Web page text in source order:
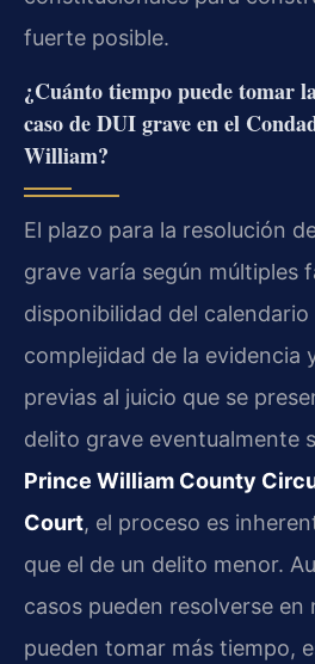
fuerte posible.
¿Cuánto tiempo puede tomar
caso de DUI grave en el
William?
El plazo para la resolución
grave varía según múltiples
disponibilidad del
complejidad de la evidencia
previas al juicio que se
delito grave eventualmente
Prince William County
Court, el proceso es
que el de un delito menor.
casos pueden resolverse en
pueden tomar más tiempo,